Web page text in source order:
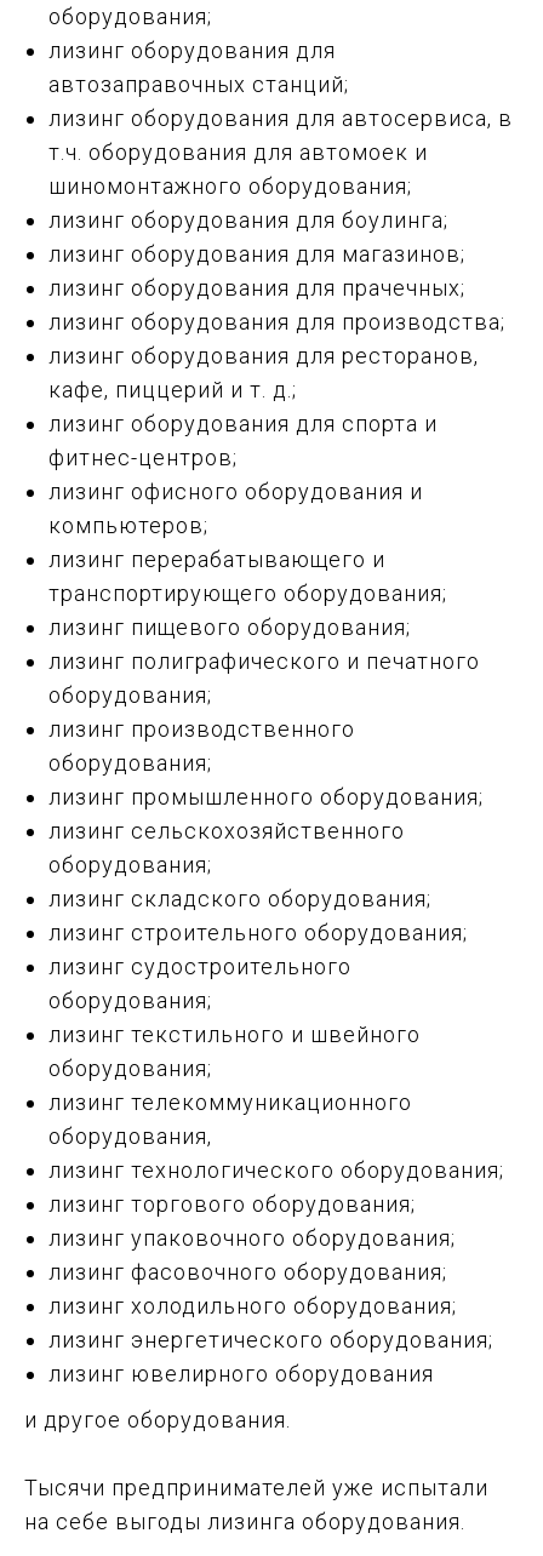
оборудования;
лизинг оборудования для
автозаправочных станций;
лизинг оборудования для автосервиса, в
т.ч. оборудования для автомоек и
шиномонтажного оборудования;
лизинг оборудования для боулинга;
лизинг оборудования для магазинов;
лизинг оборудования для прачечных;
лизинг оборудования для производства;
лизинг оборудования для ресторанов,
кафе, пиццерий и т. д.;
лизинг оборудования для спорта и
фитнес-центров;
лизинг офисного оборудования и
компьютеров;
лизинг перерабатывающего и
транспортирующего оборудования;
лизинг пищевого оборудования;
лизинг полиграфического и печатного
оборудования;
лизинг производственного
оборудования;
лизинг промышленного оборудования;
лизинг сельскохозяйственного
оборудования;
лизинг складского оборудования;
лизинг строительного оборудования;
лизинг судостроительного
оборудования;
лизинг текстильного и швейного
оборудования;
лизинг телекоммуникационного
оборудования,
лизинг технологического оборудования;
лизинг торгового оборудования;
лизинг упаковочного оборудования;
лизинг фасовочного оборудования;
лизинг холодильного оборудования;
лизинг энергетического оборудования;
лизинг ювелирного оборудования
и другое оборудования.
Тысячи предпринимателей уже испытали
на себе выгоды лизинга оборудования.